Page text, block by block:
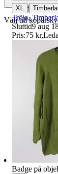
Välj till
XL |
Tröja,
Sluttid9 aug
Pris:75 kr,
Badge på